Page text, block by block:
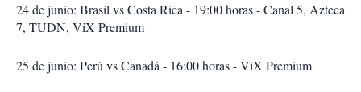
24 de junio: Brasil vs Costa Rica - 19:00 horas - Canal 5, Azteca
7, TUDN, ViX Premium
25 de junio: Perú vs Canadá - 16:00 horas - ViX Premium